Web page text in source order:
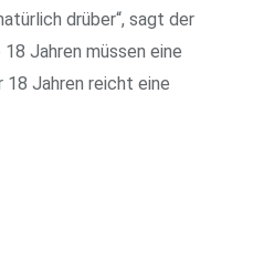
drüber“, sagt der
Jahren müssen eine
18 Jahren reicht eine